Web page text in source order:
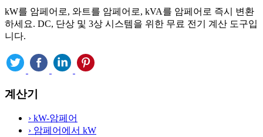
kW를 암페어로, 와트를 암페어로, kVA를 암페어로 즉시 변환
하세요. DC, 단상 및 3상 시스템을 위한 무료 전기 계산 도구입
니다.
계산기
› kW-암페어
› 암페어에서 kW